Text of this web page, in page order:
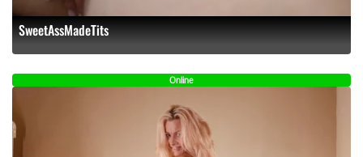
SweetAssMadeTits
Online